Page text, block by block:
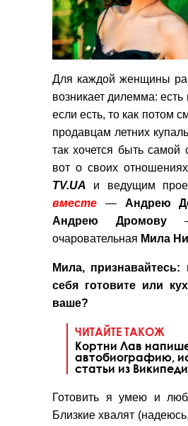
Для каждой женщины
возникает дилемма: есть
если есть, то как потом
продавцам летних
так хочется быть самой
вот о своих
TV.UA и ведущим
вместе — Андрею
Андрею Дромову —
очаровательная Мила
Мила,
себя готовите или
ваше?
ЧИТАЙТЕ ТАКОЖ
Кортни Лав
автобиографию,
статьи из
Готовить я умею и
Близкие хвалят